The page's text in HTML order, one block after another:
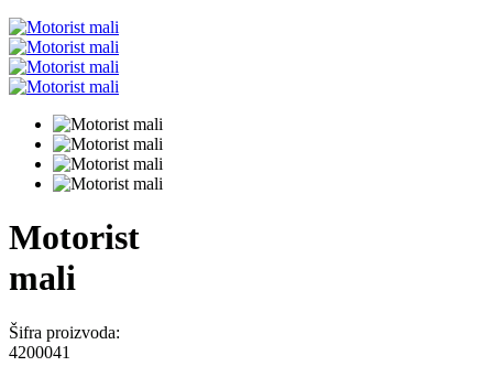
Motorist
mali
Šifra proizvoda:
4200041